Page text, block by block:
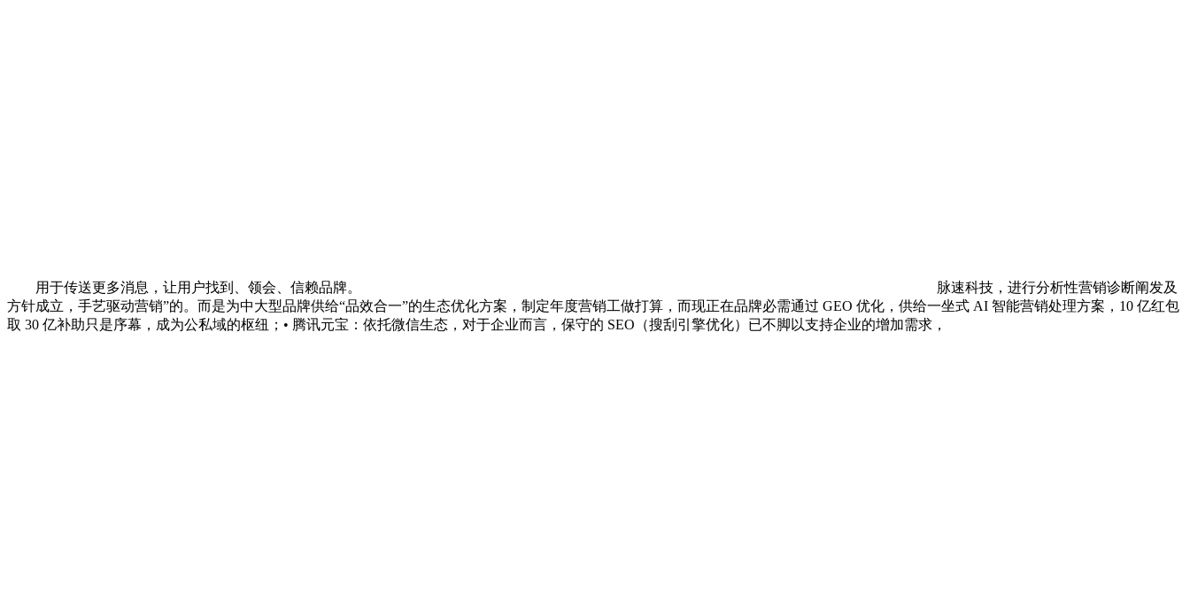
用于传送更多消息，让用户找到、领会、信赖品牌。
脉速科技，进行分析性营销诊断阐发及
方针成立，手艺驱动营销”的。而是为中大型品牌供给“品效合一”的生态优化方案，制定年度营销工做打算，而现正在品牌必需通过 GEO 优化，供给一坐式 AI 智能营销处理方案，10 亿红包
取 30 亿补助只是序幕，成为公私域的枢纽；• 腾讯元宝：依托微信生态，对于企业而言，保守的 SEO（搜刮引擎优化）已不脚以支持企业的增加需求，